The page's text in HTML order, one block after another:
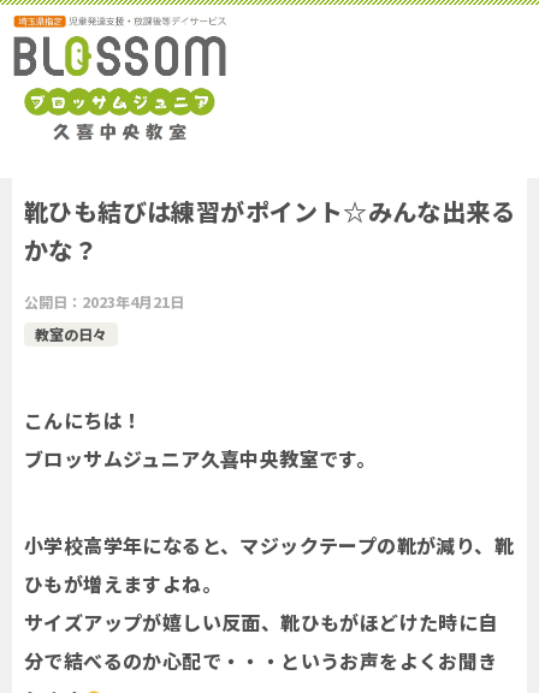
靴ひも結びは練習がポイント☆みんな出来る
かな？
公開日： 2023年4月21日
教室の日々
こんにちは！
ブロッサムジュニア久喜中央教室です。
小学校高学年になると、マジックテープの靴が減り、靴
ひもが増えますよね。
サイズアップが嬉しい反面、靴ひもがほどけた時に自
分で結べるのか心配で・・・というお声をよくお聞き